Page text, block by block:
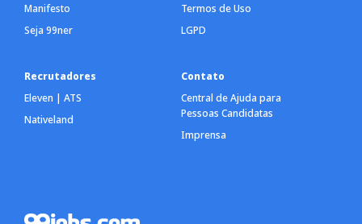
Manifesto
Seja 99ner
Termos de Uso
LGPD
Recrutadores
Eleven | ATS
Nativeland
Contato
Central de Ajuda para
Pessoas Candidatas
Imprensa